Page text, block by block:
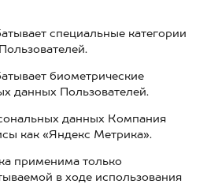
специальные категории
биометрические
данных Пользователей.
данных Компания
как «Яндекс Метрика».
применима только
в ходе использования